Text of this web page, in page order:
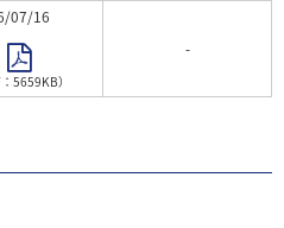
07/16
：5659KB）
-